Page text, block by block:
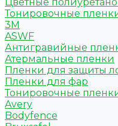
Цветные
Тонировочные
3M
ASWF
Антигравийные
Атермальные пленки
Пленки для защиты
Пленки для фар
Тонировочные
Avery
Bodyfence